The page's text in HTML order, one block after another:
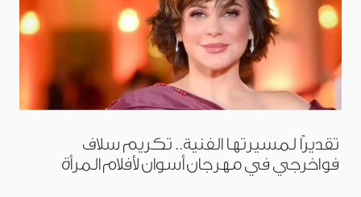
تقديرًا لمسيرتها الفنية.. تكريم سلاف
فواخرجي في مهرجان أسوان لأفلام المرأة